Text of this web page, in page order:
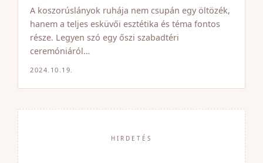
A koszorúslányok ruhája nem csupán egy öltözék,
hanem a teljes esküvői esztétika és téma fontos
része. Legyen szó egy őszi szabadtéri
ceremóniáról…
2024.10.19.
HIRDETÉS